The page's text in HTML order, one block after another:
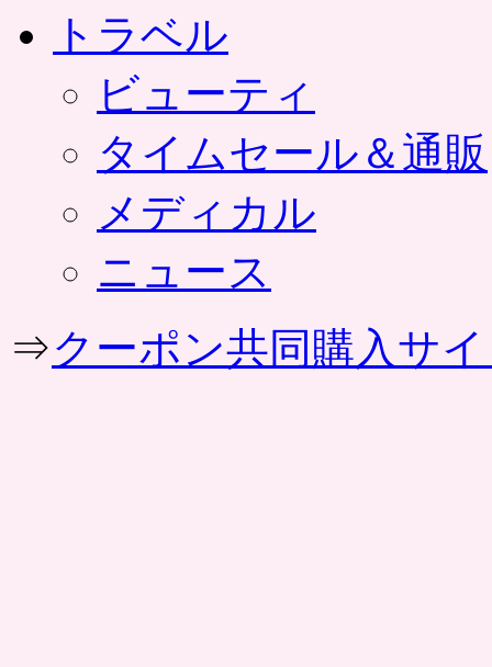
トラベル
ビューティ
タイムセール＆通販
メディカル
ニュース
⇒クーポン共同購入サ